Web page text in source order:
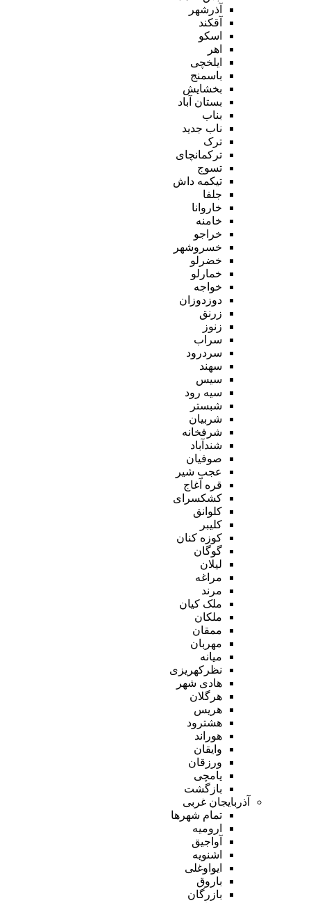
آذرشهر
آقکند
اسکو
اهر
ایلخچی
باسمنج
بخشایش
بستان آباد
بناب
ناب جدید
ترک
ترکمانچای
تسوج
تیکمه داش
جلفا
خاروانا
خامنه
خراجو
خسروشهر
خضرلو
خمارلو
خواجه
دوزدوزان
زرنق
زنوز
سراب
سردرود
سهند
سیس
سیه رود
شبستر
شربیان
شرفخانه
شندآباد
صوفیان
عجب شیر
قره آغاج
کشکسرای
کلوانق
کلیبر
کوزه کنان
گوگان
لیلان
مراغه
مرند
ملک کیان
ملکان
ممقان
مهربان
میانه
نظرکهریزی
هادی شهر
هرگلان
هریس
هشترود
هوراند
وایقان
ورزقان
یامچی
بازگشت
آذربایجان غربی
تمام شهر‌ها
ارومیه
آواجیق
اشنویه
ایواوغلی
باروق
بازرگان